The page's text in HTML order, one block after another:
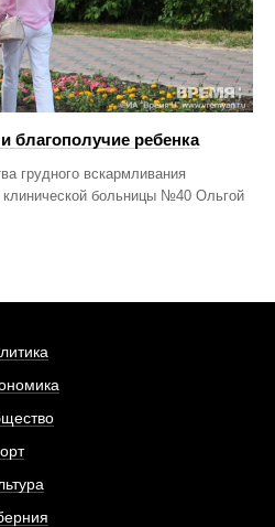
благополучие ребенка
грудного вскармливания
больницы №40 Ольгой